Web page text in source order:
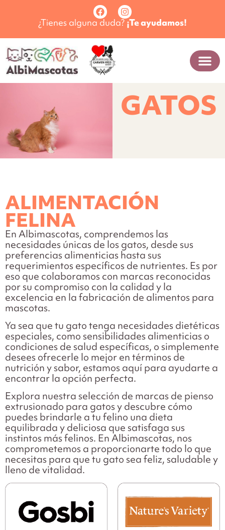
¿Tienes alguna duda?¡Te ayudamos!
GATOS
ALIMENTACIÓN
FELINA
En Albimascotas, comprendemos las
necesidades únicas de los gatos, desde sus
preferencias alimenticias hasta sus
requerimientos específicos de nutrientes. Es por
eso que colaboramos con marcas reconocidas
por su compromiso con la calidad y la
excelencia en la fabricación de alimentos para
mascotas.
Ya sea que tu gato tenga necesidades dietéticas
especiales, como sensibilidades alimenticias o
condiciones de salud específicas, o simplemente
desees ofrecerle lo mejor en términos de
nutrición y sabor, estamos aquí para ayudarte a
encontrar la opción perfecta.
Explora nuestra selección de marcas de pienso
extrusionado para gatos y descubre cómo
puedes brindarle a tu felino una dieta
equilibrada y deliciosa que satisfaga sus
instintos más felinos. En Albimascotas, nos
comprometemos a proporcionarte todo lo que
necesitas para que tu gato sea feliz, saludable y
lleno de vitalidad.